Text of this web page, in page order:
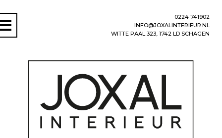
0224 741902
INFO@JOXALINTERIEUR.NL
WITTE PAAL 323, 1742 LD SCHAGEN